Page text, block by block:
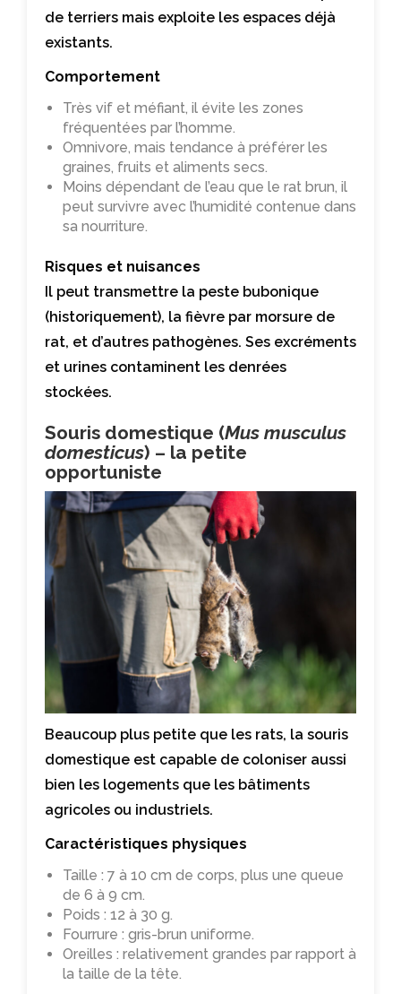
de terriers mais exploite les espaces déjà
existants.
Comportement
Très vif et méfiant, il évite les zones
fréquentées par l’homme.
Omnivore, mais tendance à préférer les
graines, fruits et aliments secs.
Moins dépendant de l’eau que le rat brun, il
peut survivre avec l’humidité contenue dans
sa nourriture.
Risques et nuisances
Il peut transmettre la peste bubonique
(historiquement), la fièvre par morsure de
rat, et d’autres pathogènes. Ses excréments
et urines contaminent les denrées
stockées.
Souris domestique (Mus musculus
domesticus) – la petite
opportuniste
Beaucoup plus petite que les rats, la souris
domestique est capable de coloniser aussi
bien les logements que les bâtiments
agricoles ou industriels.
Caractéristiques physiques
Taille : 7 à 10 cm de corps, plus une queue
de 6 à 9 cm.
Poids : 12 à 30 g.
Fourrure : gris-brun uniforme.
Oreilles : relativement grandes par rapport à
la taille de la tête.